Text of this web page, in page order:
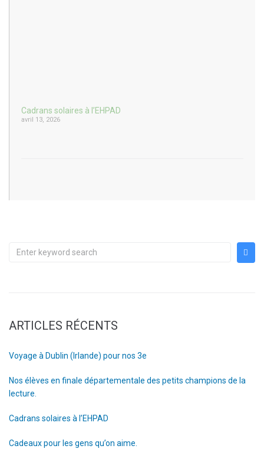
Cadrans solaires à l’EHPAD
avril 13, 2026
ARTICLES RÉCENTS
Voyage à Dublin (Irlande) pour nos 3e
Nos élèves en finale départementale des petits champions de la
lecture.
Cadrans solaires à l’EHPAD
Cadeaux pour les gens qu’on aime.